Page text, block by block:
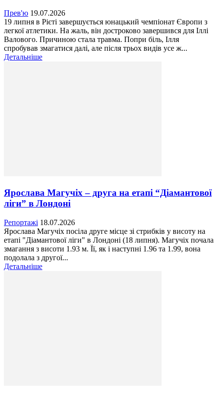
Прев'ю 19.07.2026
19 липня в Рієті завершується юнацький чемпіонат Європи з
легкої атлетики. На жаль, він достроково завершився для Іллі
Валового. Причиною стала травма. Попри біль, Ілля
спробував змагатися далі, але після трьох видів усе ж...
Детальніше
Ярослава Магучіх – друга на етапі “Діамантової
ліги” в Лондоні
Репортажі 18.07.2026
Ярослава Магучіх посіла друге місце зі стрибків у висоту на
етапі "Діамантової ліги" в Лондоні (18 липня). Магучіх почала
змагання з висоти 1.93 м. Її, як і наступні 1.96 та 1.99, вона
подолала з другої...
Детальніше